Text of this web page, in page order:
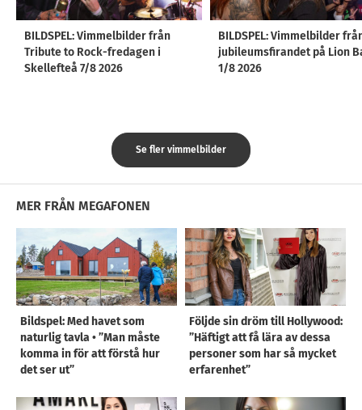
BILDSPEL: Vimmelbilder från
Tribute to Rock-fredagen i
Skellefteå 7/8 2026
BILDSPEL: Vimmelbilder
jubileumsfirandet på Lion
1/8 2026
Se fler vimmelbilder
MER FRÅN MEGAFONEN
Bildspel: Med havet som
naturlig tavla • ”Man måste
komma in för att förstå hur
det ser ut”
Följde sin dröm till Hollywood:
”Häftigt att få lära av dessa
personer som har så mycket
erfarenhet”